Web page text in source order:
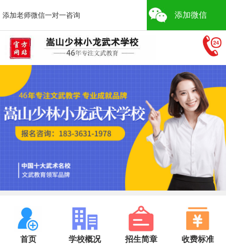
添加老师微信一对一咨询 添加微信
首页 学校概况 招生简章 收费标准